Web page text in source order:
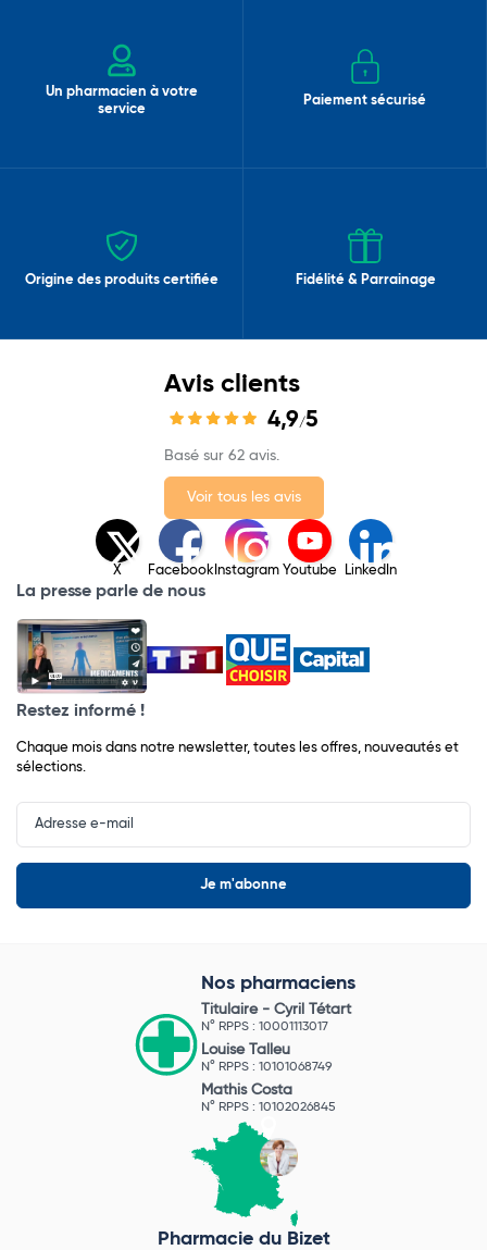
Un pharmacien à votre
service
Paiement sécurisé
Origine des produits certifiée Fidélité & Parrainage
Avis clients
4,9/5
Basé sur 62 avis.
Voir tous les avis
X Facebook Instagram Youtube LinkedIn
La presse parle de nous
Restez informé !
Chaque mois dans notre newsletter, toutes les offres, nouveautés et
sélections.
Input
Newsletter
Nos pharmaciens
Titulaire - Cyril Tétart
N° RPPS : 10001113017
Louise Talleu
N° RPPS : 10101068749
Mathis Costa
N° RPPS : 10102026845
Pharmacie du Bizet